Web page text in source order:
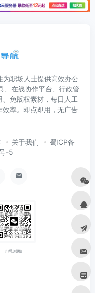
职场人士提供高效办公
、在线协作平台、行政管
免版权素材，每日人工
率。即点即用，无广告
关于我们
蜀ICP备
-5
扫码加微信